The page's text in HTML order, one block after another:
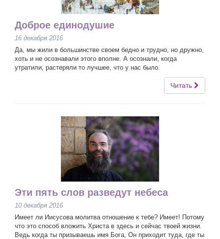
Доброе единодушие
16 декабря 2016
Да, мы жили в большинстве своем бедно и трудно, но дружно,
хоть и не осознавали этого вполне. А осознали, когда
утратили, растеряли то лучшее, что у нас было.
Читать
Эти пять слов разведут небеса
10 декабря 2016
Имеет ли Иисусова молитва отношение к тебе? Имеет! Потому
что это способ вложить Христа в здесь и сейчас твоей жизни.
Ведь когда ты призываешь имя Бога, Он приходит туда, где ты